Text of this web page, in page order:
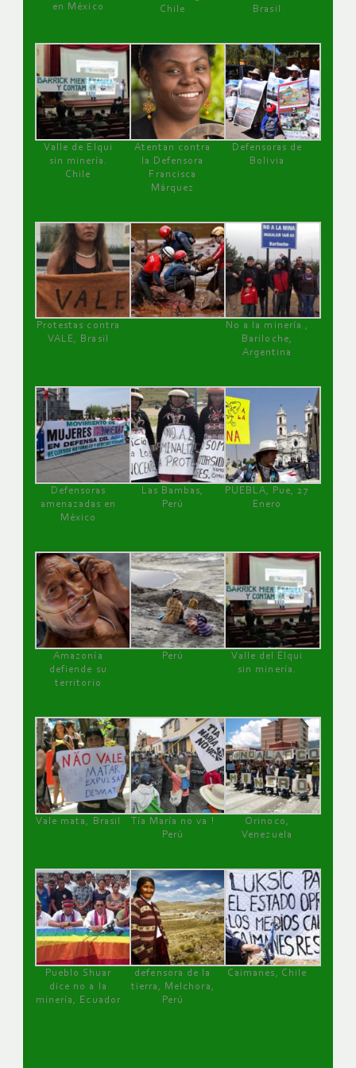
en México
Chile
Brasil
Valle de Elqui
sin minería.
Chile
Atentan contra
la Defensora
Francisca
Márquez
Defensoras de
Bolivia
Protestas contra
VALE, Brasil
No a la minería ,
Bariloche,
Argentina
Defensoras
amenazadas en
México
Las Bambas,
Perú
PUEBLA, Pue, 27
Enero
Amazonía
defiende su
territorio
Perú
Valle del Elqui
sin minería.
Vale mata, Brasil
Tía María no va !
Perú
Orinoco,
Venezuela
Pueblo Shuar
dice no a la
minería, Ecuador
defensora de la
tierra, Melchora,
Perú
Caimanes, Chile